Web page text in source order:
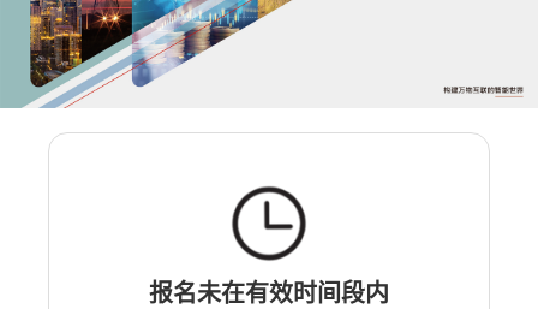
报名未在有效时间段内